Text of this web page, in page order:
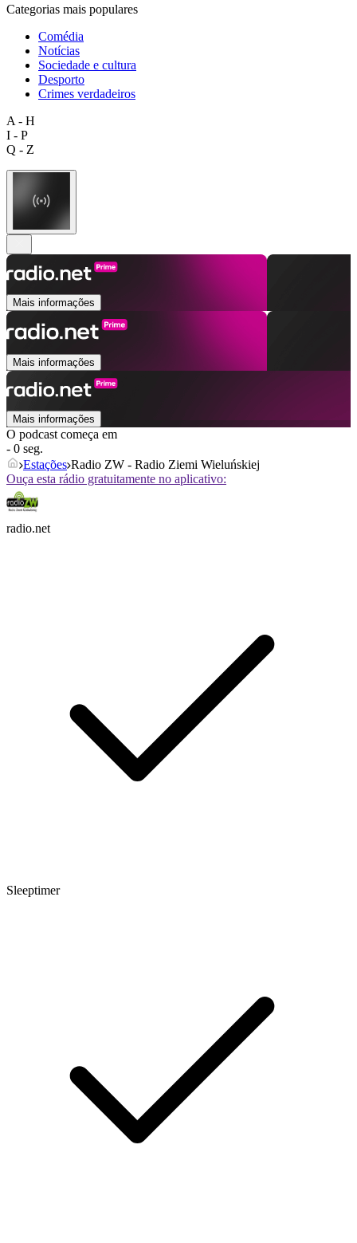
Categorias mais populares
Comédia
Notícias
Sociedade e cultura
Desporto
Crimes verdadeiros
A - H
I - P
Q - Z
Mais informações
Mais informações
Mais informações
O podcast começa em
- 0 seg.
Estações Radio ZW - Radio Ziemi Wieluńskiej
Ouça esta rádio gratuitamente no aplicativo:
radio.net
Sleeptimer